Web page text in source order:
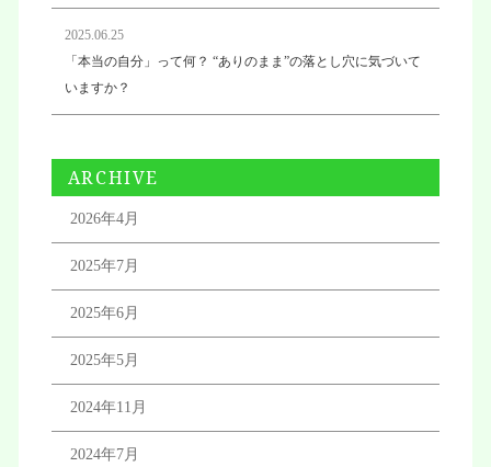
2025.06.25
「本当の自分」って何？ “ありのまま”の落とし穴に気づいて
いますか？
ARCHIVE
2026年4月
2025年7月
2025年6月
2025年5月
2024年11月
2024年7月